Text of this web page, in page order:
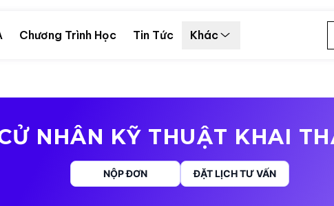
Chương Trình Học Tin Tức Khác
NHÂN KỸ THUẬT KHAI
NỘP ĐƠN ĐẶT LỊCH TƯ VẤN